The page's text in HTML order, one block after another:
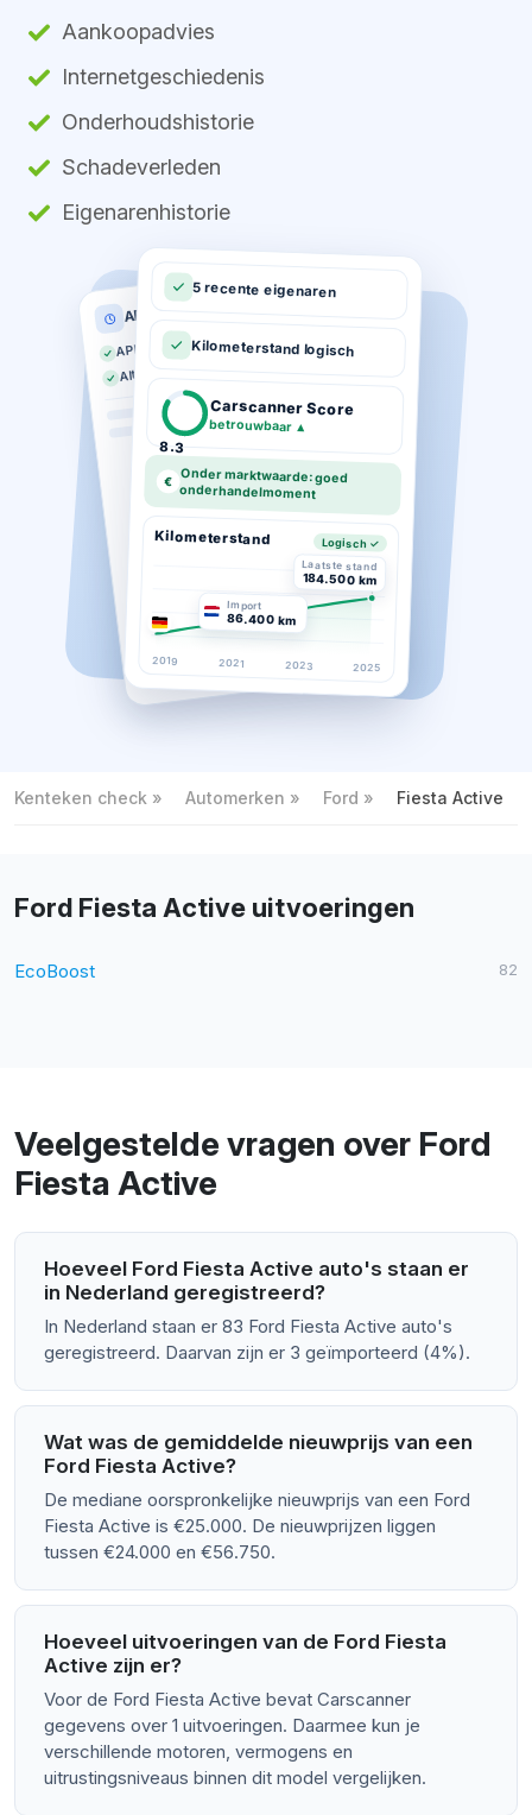
Aankoopadvies
Internetgeschiedenis
Onderhoudshistorie
Schadeverleden
Eigenarenhistorie
APK historie
APK geldig tot 03-2026
Altijd op tijd gekeurd
5 recente eigenaren
Kilometerstand logisch
8.3
Carscanner Score
betrouwbaar ▲
€ Onder marktwaarde: goed
onderhandelmoment
Kilometerstand Logisch ✓
Laatste stand
184.500 km
Import
86.400 km
2019 2021 2023 2025
Kenteken check Automerken Ford Fiesta Active
Ford Fiesta Active uitvoeringen
EcoBoost 82
Veelgestelde vragen over Ford
Fiesta Active
Hoeveel Ford Fiesta Active auto's staan er
in Nederland geregistreerd?
In Nederland staan er 83 Ford Fiesta Active auto's
geregistreerd. Daarvan zijn er 3 geïmporteerd (4%).
Wat was de gemiddelde nieuwprijs van een
Ford Fiesta Active?
De mediane oorspronkelijke nieuwprijs van een Ford
Fiesta Active is €25.000. De nieuwprijzen liggen
tussen €24.000 en €56.750.
Hoeveel uitvoeringen van de Ford Fiesta
Active zijn er?
Voor de Ford Fiesta Active bevat Carscanner
gegevens over 1 uitvoeringen. Daarmee kun je
verschillende motoren, vermogens en
uitrustingsniveaus binnen dit model vergelijken.